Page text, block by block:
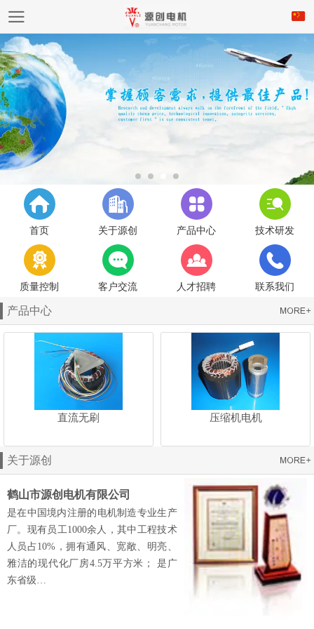
首页 关于源创 产品中心 技术研发
质量控制 客户交流 人才招聘 联系我们
产品中心
直流无刷 压缩机电机
关于源创
鹤山市源创电机有限公司
是在中国境内注册的电机制造专业生产
厂。现有员工1000余人，其中工程技术
人员占10%，拥有通风、宽敞、明亮、
雅洁的现代化厂房4.5万平方米； 是广
东省级…